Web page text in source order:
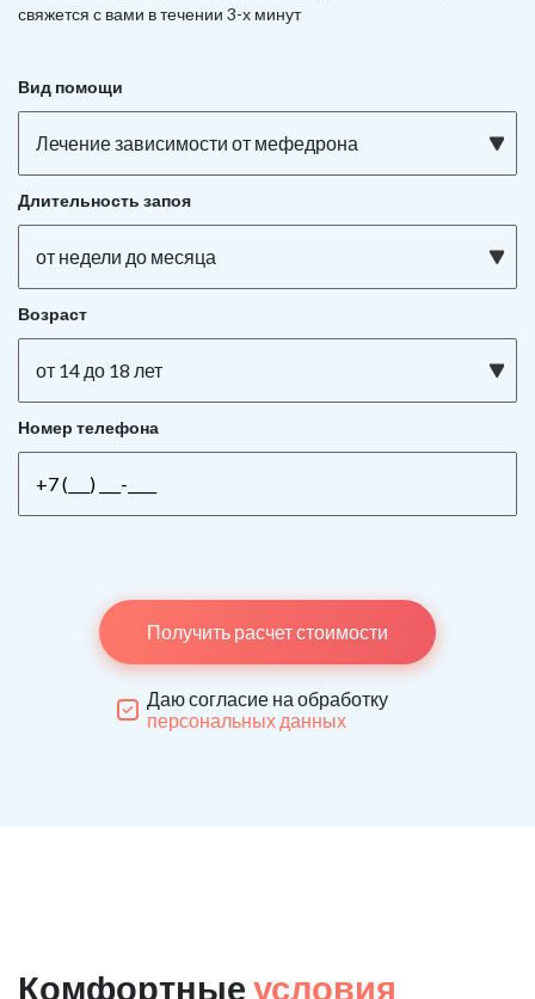
свяжется с вами в течении 3-х минут
Вид помощи
Лечение зависимости от мефедрона
Длительность запоя
от недели до месяца
Возраст
от 14 до 18 лет
Номер телефона
Получить расчет стоимости
Даю согласие на обработку
персональных данных
Комфортные условия